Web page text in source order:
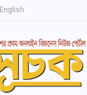
English